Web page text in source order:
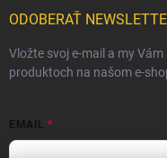
ODOBERAŤ
Vložte svoj e-mail a my
produktoch na našom e-
EMAIL